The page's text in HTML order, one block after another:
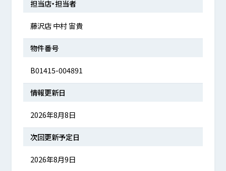
担当店・担当者
藤沢店 中村 宙貴
物件番号
B01415-004891
情報更新日
2026年8月8日
次回更新予定日
2026年8月9日